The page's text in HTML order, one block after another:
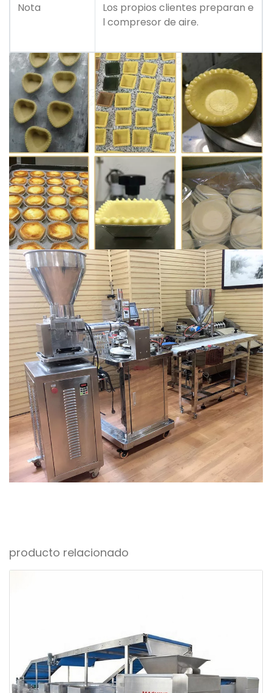
Nota
Los propios clientes preparan e
l compresor de aire.
producto relacionado